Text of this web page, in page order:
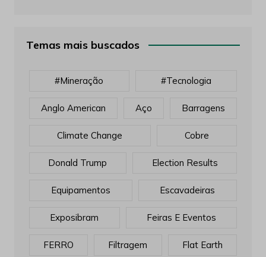
Temas mais buscados
#mineração #tecnologia
Anglo American Aço Barragens
Climate Change Cobre
Donald Trump Election Results
Equipamentos Escavadeiras
Exposibram Feiras E Eventos
FERRO Filtragem Flat Earth